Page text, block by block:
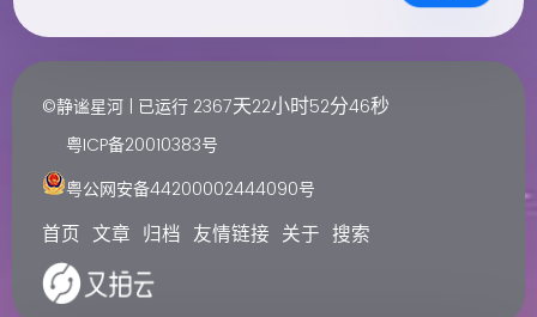
©静谧星河 | 已运行 2367天22小时52分46秒
粤ICP备20010383号
粤公网安备44200002444090号
首页 文章 归档 友情链接 关于 搜索